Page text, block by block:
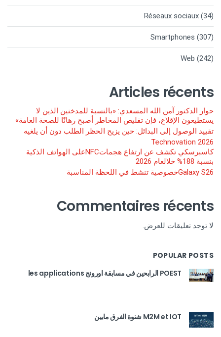
Réseaux sociaux (34)
Smartphones (307)
Web (242)
Articles récents
حوار الدكتور آمن الله المسعدي: «بالنسبة للمدخنين الذين لا
يستطيعون الإقلاع، فإن تقليص المخاطر أصبح رهانًا للصحة العامة»
تقييد الوصول إلى البدائل: حين يزيح الحظر الطلب دون أن يلغيه
Technovation 2026
كاسبرسكي تكشف عن ارتفاع هجماتNFCعلى الهواتف الذكية
بنسبة 188% خلالعام 2026
Galaxy S26خصوصية تنشط في اللحظة المناسبة
Commentaires récents
لا توجد تعليقات للعرض.
POPULAR POSTS
POEST الرابحين في مسابقة اورونج les applications
M2M et IOT شنوة الفرق مابين